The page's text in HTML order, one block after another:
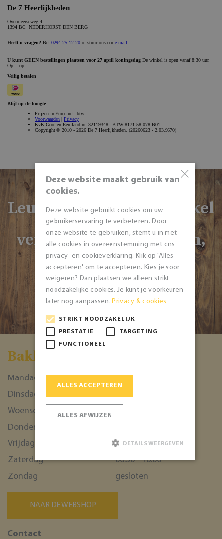
Leuker is nog om de winkel
met een bezoekje te
vereren: dan kunt u zien,
ruiken én proeven!
NAAR DE WINKEL
Bakkerĳ de 7 Heerlĳkheden
Mandag
07:30 - 18:00
Dinsdag
Woensdag
Donderdag
07:30 - 18:00
Vrijdag
07:30 - 18:00
Zaterdag
06:30 - 16:00
Zondag
gesloten
NAAR DE WEBSHOP
Contact
×
Deze website maakt gebruik van
cookies.
Deze website gebruikt cookies om uw
gebruikerservaring te verbeteren. Door
onze website te gebruiken, stemt u in met
alle cookies in overeenstemming met ons
privacy- en cookieverklaring. Klik op 'Alles
accepteren' om te accepteren. Kies je voor
weigeren? Dan plaatsen we alleen strikt
noodzakelijke cookies. Je kunt je voorkeuren
later nog aanpassen.Privacy & cookies
STRIKT NOODZAKELIJK
PRESTATIE TARGETING
FUNCTIONEEL
ALLES ACCEPTEREN
ALLES AFWIJZEN
DETAILS WEERGEVEN
Strikt noodzakelijk Prestatie
Strikt noodzakelijke cookies maken de